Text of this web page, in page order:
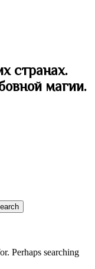
странах.
магии.
Perhaps searching